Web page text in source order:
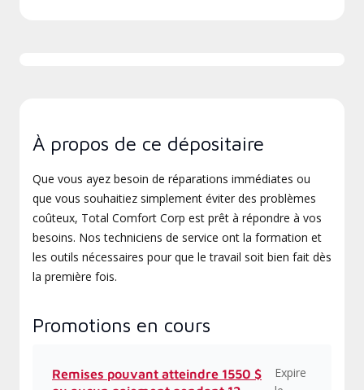
À propos de ce dépositaire
Que vous ayez besoin de réparations immédiates ou
que vous souhaitiez simplement éviter des problèmes
coûteux, Total Comfort Corp est prêt à répondre à vos
besoins. Nos techniciens de service ont la formation et
les outils nécessaires pour que le travail soit bien fait dès
la première fois.
Promotions en cours
Remises pouvant atteindre 1550 $
Expire